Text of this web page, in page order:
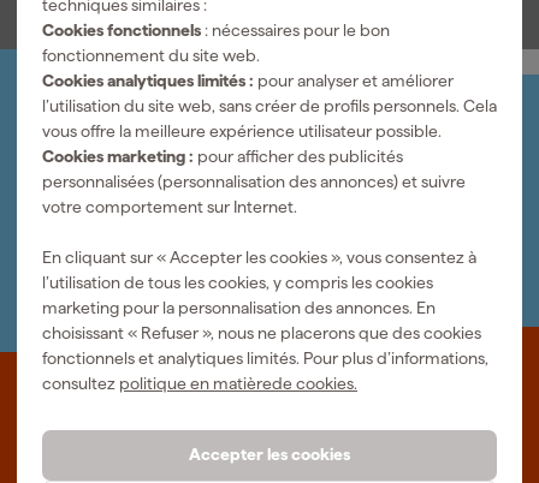
techniques similaires :
Cookies fonctionnels : nécessaires pour le bon
fonctionnement du site web.
Cookies analytiques limités : pour analyser et améliorer
l’utilisation du site web, sans créer de profils personnels. Cela
vous offre la meilleure expérience utilisateur possible.
Cookies marketing : pour afficher des publicités
personnalisées (personnalisation des annonces) et suivre
votre comportement sur Internet.
En cliquant sur « Accepter les cookies », vous consentez à
l’utilisation de tous les cookies, y compris les cookies
marketing pour la personnalisation des annonces. En
choisissant « Refuser », nous ne placerons que des cookies
fonctionnels et analytiques limités. Pour plus d’informations,
consultez politique en matièrede cookies.
Accepter les cookies
Organisez-le vous-même
Connectez-vous et gérez vos commandes et vos
factures.
Bulletin
Abonnez-vous à la newsletter hebdomadaire
Nous nous ferons un plaisir de vous aider. Contactez l'un
de nos spécialistes.
Que représente Fixami?
Des outils professionnels et des conseils personnalisés : nous
sommes le spécialiste en ligne, quel que soit votre projet. Fixami